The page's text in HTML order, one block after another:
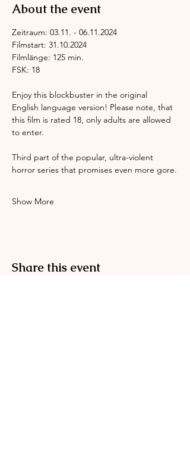
About the event
Zeitraum: 03.11. - 06.11.2024
Filmstart: 31.10.2024
Filmlänge: 125 min.
FSK: 18
Enjoy this blockbuster in the original
English language version! Please note, that
this film is rated 18, only adults are allowed
to enter.
Third part of the popular, ultra-violent
horror series that promises even more gore.
Show More
Share this event